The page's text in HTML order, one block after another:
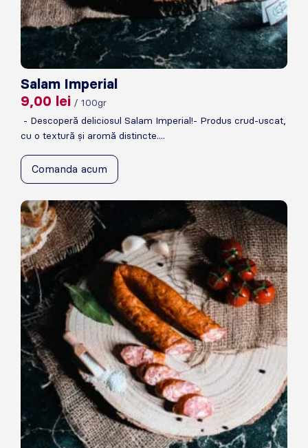
Salam Imperial
9,00 lei / 100gr
- Descoperă deliciosul Salam Imperial!- Produs crud-uscat,
cu o textură și aromă distincte....
Comanda acum